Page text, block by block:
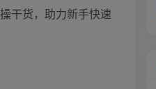
干货，助力新手快速